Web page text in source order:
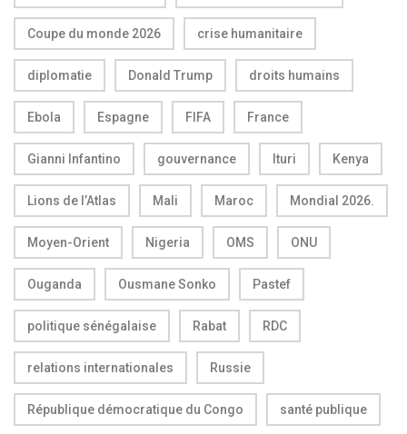
Coupe du monde 2026 crise humanitaire
diplomatie Donald Trump droits humains
Ebola Espagne FIFA France
Gianni Infantino gouvernance Ituri Kenya
Lions de l’Atlas Mali Maroc Mondial 2026.
Moyen-Orient Nigeria OMS ONU
Ouganda Ousmane Sonko Pastef
politique sénégalaise Rabat RDC
relations internationales Russie
République démocratique du Congo santé publique